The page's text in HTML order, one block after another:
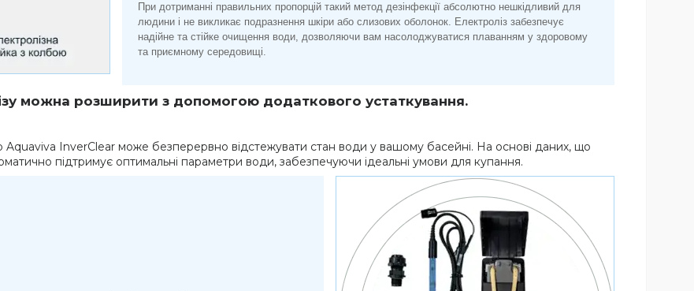
При дотриманні правильних пропорцій такий метод дезінфекції абсолютно нешкідливий для
людини і не викликає подразнення шкіри або слизових оболонок. Електроліз забезпечує
надійне та стійке очищення води, дозволяючи вам насолоджуватися плаванням у здоровому
та приємному середовищі.
можна розширити з допомогою додаткового устаткування.
InverClear може безперервно відстежувати стан води у вашому басейні. На основі даних, що
підтримує оптимальні параметри води, забезпечуючи ідеальні умови для купання.